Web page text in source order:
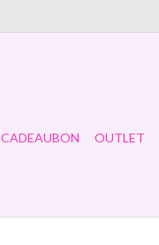
CADEAUBON OUTLET